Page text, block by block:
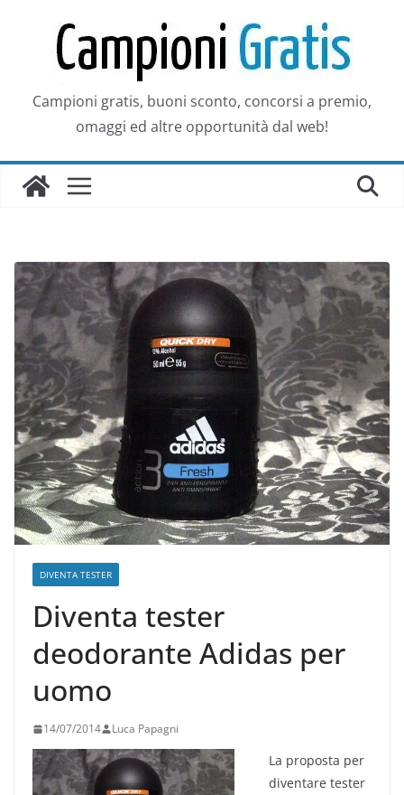
contenuto
Campioni gratis, buoni sconto, concorsi a premio,
omaggi ed altre opportunità dal web!
DIVENTA TESTER
Diventa tester
deodorante Adidas per
uomo
14/07/2014 Luca Papagni
La proposta per
diventare tester